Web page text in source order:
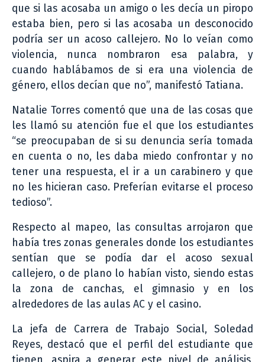
que si las acosaba un amigo o les decía un piropo
estaba bien, pero si las acosaba un desconocido
podría ser un acoso callejero. No lo veían como
violencia, nunca nombraron esa palabra, y
cuando hablábamos de si era una violencia de
género, ellos decían que no”, manifestó Tatiana.
Natalie Torres comentó que una de las cosas que
les llamó su atención fue el que los estudiantes
“se preocupaban de si su denuncia sería tomada
en cuenta o no, les daba miedo confrontar y no
tener una respuesta, el ir a un carabinero y que
no les hicieran caso. Preferían evitarse el proceso
tedioso”.
Respecto al mapeo, las consultas arrojaron que
había tres zonas generales donde los estudiantes
sentían que se podía dar el acoso sexual
callejero, o de plano lo habían visto, siendo estas
la zona de canchas, el gimnasio y en los
alrededores de las aulas AC y el casino.
La jefa de Carrera de Trabajo Social, Soledad
Reyes, destacó que el perfil del estudiante que